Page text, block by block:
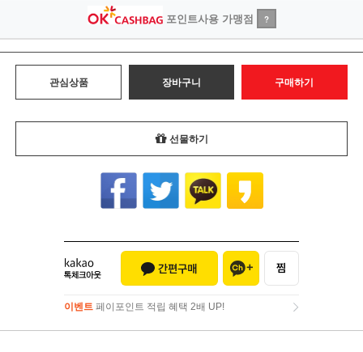
포인트사용 가맹점 ?
관심상품 장바구니 구매하기
선물하기
이벤트 페이포인트 적립 혜택 2배 UP!
이벤트페이포인트 적립 혜택 2배 UP!